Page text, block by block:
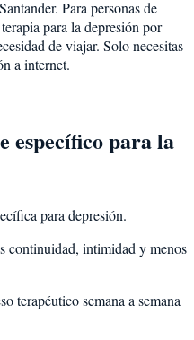
Para personas de
para la depresión por
de viajar. Solo necesitas
a internet.
específico para la
para depresión.
continuidad, intimidad y menos
terapéutico semana a semana